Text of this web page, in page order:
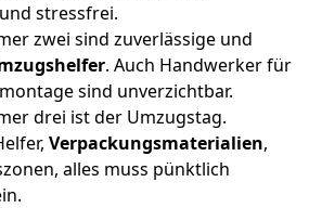
stressfrei.
zwei sind zuverlässige und
. Auch Handwerker für
sind unverzichtbar.
drei ist der Umzugstag.
Verpackungsmaterialien,
alles muss pünktlich